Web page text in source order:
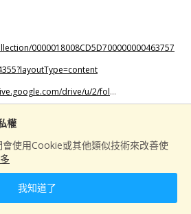
權
使用Cookie或其他類似技術來改善使
我知道了
0000018008CD5D700000000463757
drive/u/2/fol...
分享